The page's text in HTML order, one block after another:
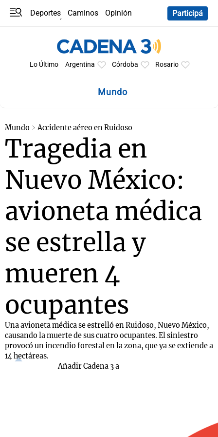
Deportes Caminos
Opinión
Participá
Lo Último Argentina Córdoba Rosario
Mundo
Mundo Accidente aéreo en Ruidoso
Tragedia en
Nuevo México:
avioneta médica
se estrella y
mueren 4
ocupantes
Una avioneta médica se estrelló en Ruidoso, Nuevo México,
causando la muerte de sus cuatro ocupantes. El siniestro
provocó un incendio forestal en la zona, que ya se extiende a
14 hectáreas.
Añadir Cadena 3 a